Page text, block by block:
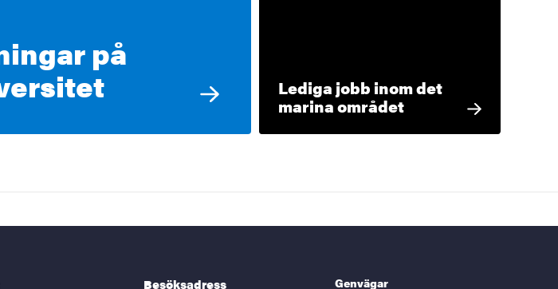
på
Lediga jobb inom det
marina området
Besöksadress Genvägar